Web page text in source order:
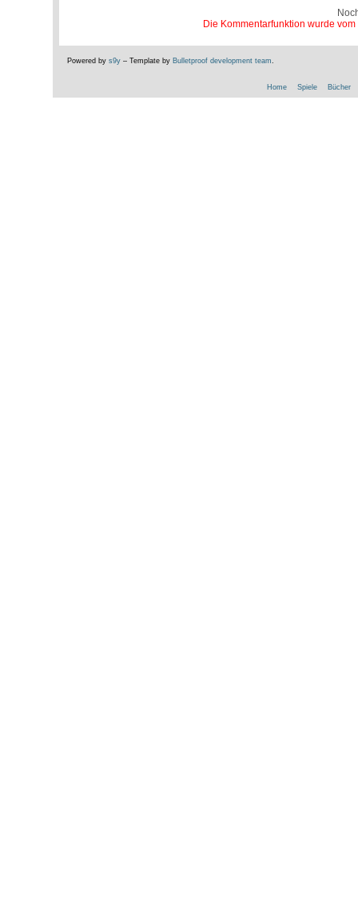
Die Kommentarfunktion wurde
Powered by s9y– Template by Bulletproof development team
Home Spiele Bücher